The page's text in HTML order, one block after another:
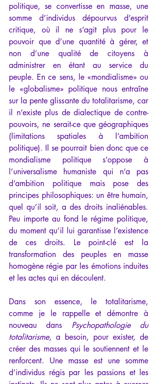
politique, se convertisse en masse, une
somme d’individus dépourvus d’esprit
critique, où il ne s’agit plus pour le
pouvoir que d’une quantité à gérer, et
non d’une qualité de citoyens à
administrer en étant au service du
peuple. En ce sens, le «mondialisme» ou
le «globalisme» politique nous entraîne
sur la pente glissante du totalitarisme, car
il n’existe plus de dialectique de contre-
pouvoirs, ne serait-ce que géographiques
(limitations spatiales à l’ambition
politique). Il se pourrait bien donc que ce
mondialisme politique s’oppose à
l’universalisme humaniste qui n’a pas
d’ambition politique mais pose des
principes philosophiques: un être humain,
quel qu’il soit, a des droits inaliénables.
Peu importe au fond le régime politique,
du moment qu’il lui garantisse l’existence
de ces droits. Le point-clé est la
transformation des peuples en masse
homogène régie par les émotions induites
et les actes qui en découlent.
Dans son essence, le totalitarisme,
comme je le rappelle et démontre à
nouveau dans Psychopathologie du
totalitarisme, a besoin, pour exister, de
créer des masses qui le soutiennent et le
renforcent. Une masse est une somme
d’individus régis par les passions et les